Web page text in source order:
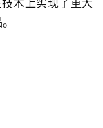
术上实现了重大